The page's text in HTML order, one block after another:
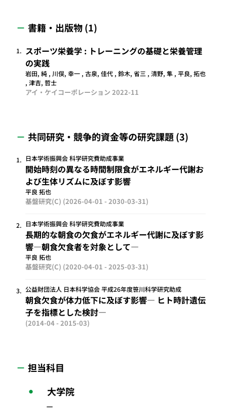
書籍・出版物 (1)
1. スポーツ栄養学 : トレーニングの基礎と栄養管理
の実践
岩田, 純 , 川俣, 幸一 , 古泉, 佳代 , 鈴木, 省三 , 清野, 隼 , 平良, 拓也
, 津吉, 哲士
アイ・ケイコーポレーション 2022-11
共同研究・競争的資金等の研究課題 (3)
1. 日本学術振興会 科学研究費助成事業
開始時刻の異なる時間制限食がエネルギー代謝お
よび生体リズムに及ぼす影響
平良 拓也
基盤研究(C) (2026-04-01 - 2030-03-31)
2. 日本学術振興会 科学研究費助成事業
長期的な朝食の欠食がエネルギー代謝に及ぼす影
響―朝食欠食者を対象として―
平良 拓也
基盤研究(C) (2020-04-01 - 2025-03-31)
3. 公益財団法人 日本科学協会 平成26年度笹川科学研究助成
朝食欠食が体力低下に及ぼす影響― ヒト時計遺伝
子を指標とした検討―
(2014-04 - 2015-03)
担当科目
大学院
－